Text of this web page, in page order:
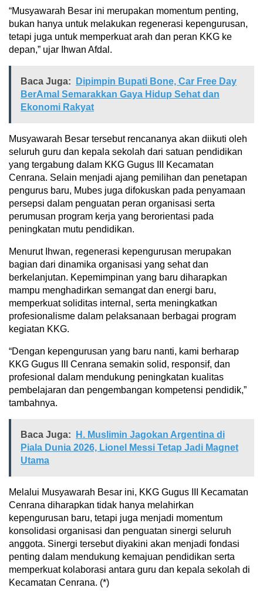
“Musyawarah Besar ini merupakan momentum penting,
bukan hanya untuk melakukan regenerasi kepengurusan,
tetapi juga untuk memperkuat arah dan peran KKG ke
depan,” ujar Ihwan Afdal.
Baca Juga:
Dipimpin Bupati Bone, Car Free Day
BerAmal Semarakkan Gaya Hidup Sehat dan
Ekonomi Rakyat
Musyawarah Besar tersebut rencananya akan diikuti oleh
seluruh guru dan kepala sekolah dari satuan pendidikan
yang tergabung dalam KKG Gugus III Kecamatan
Cenrana. Selain menjadi ajang pemilihan dan penetapan
pengurus baru, Mubes juga difokuskan pada penyamaan
persepsi dalam penguatan peran organisasi serta
perumusan program kerja yang berorientasi pada
peningkatan mutu pendidikan.
Menurut Ihwan, regenerasi kepengurusan merupakan
bagian dari dinamika organisasi yang sehat dan
berkelanjutan. Kepemimpinan yang baru diharapkan
mampu menghadirkan semangat dan energi baru,
memperkuat soliditas internal, serta meningkatkan
profesionalisme dalam pelaksanaan berbagai program
kegiatan KKG.
“Dengan kepengurusan yang baru nanti, kami berharap
KKG Gugus III Cenrana semakin solid, responsif, dan
profesional dalam mendukung peningkatan kualitas
pembelajaran dan pengembangan kompetensi pendidik,”
tambahnya.
Baca Juga:
H. Muslimin Jagokan Argentina di
Piala Dunia 2026, Lionel Messi Tetap Jadi Magnet
Utama
Melalui Musyawarah Besar ini, KKG Gugus III Kecamatan
Cenrana diharapkan tidak hanya melahirkan
kepengurusan baru, tetapi juga menjadi momentum
konsolidasi organisasi dan penguatan sinergi seluruh
anggota. Sinergi tersebut diyakini akan menjadi fondasi
penting dalam mendukung kemajuan pendidikan serta
memperkuat kolaborasi antara guru dan kepala sekolah di
Kecamatan Cenrana. (*)